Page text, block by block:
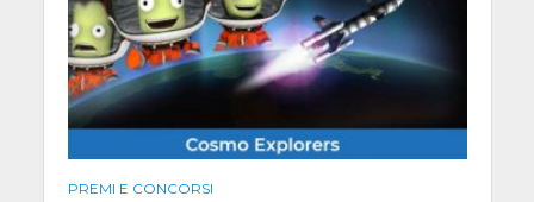
PREMI E CONCORSI